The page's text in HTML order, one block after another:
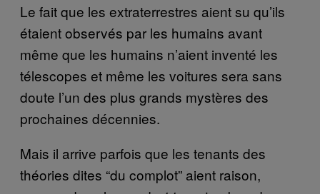
Le fait que les extraterrestres aient su qu’ils
étaient observés par les humains avant
même que les humains n’aient inventé les
télescopes et même les voitures sera sans
doute l’un des plus grands mystères des
prochaines décennies.
Mais il arrive parfois que les tenants des
théories dites “du complot” aient raison,